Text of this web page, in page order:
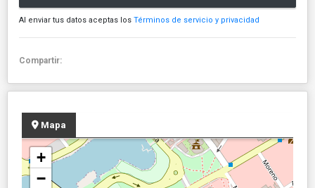
Al enviar tus datos aceptas los Términos de servicio y privacidad
Compartir:
Mapa
+
−